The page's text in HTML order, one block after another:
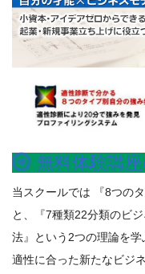
無料体験講
当スクールでは 『8つの
と、『7種類22分類のビ
法』という2つの理論を
適性に合った新たなビジ